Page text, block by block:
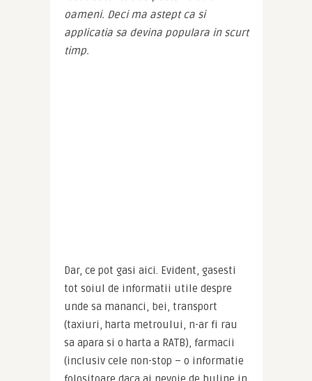
oameni. Deci ma astept ca si
applicatia sa devina populara in scurt
timp.
Dar, ce pot gasi aici. Evident, gasesti
tot soiul de informatii utile despre
unde sa mananci, bei, transport
(taxiuri, harta metroului, n-ar fi rau
sa apara si o harta a RATB), farmacii
(inclusiv cele non-stop – o informatie